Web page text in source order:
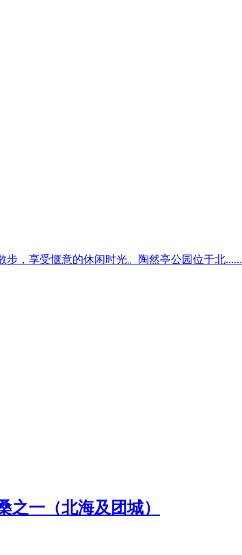
步，享受惬意的休闲时光。陶然亭公园位于北......
之一（北海及团城）